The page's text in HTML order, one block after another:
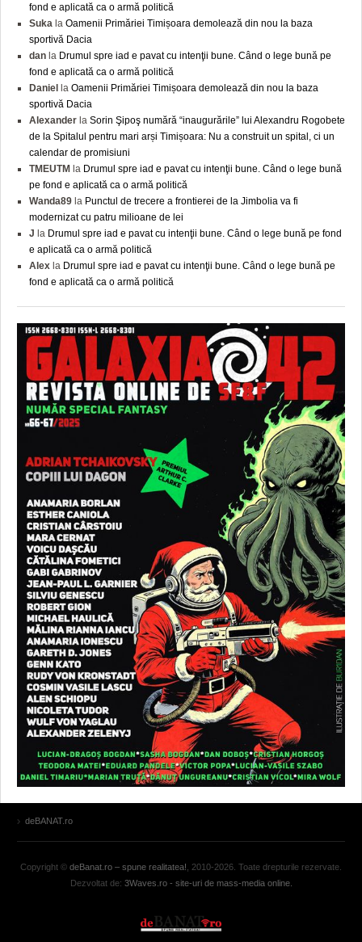
fond e aplicată ca o armă politică
Suka la Oamenii Primăriei Timișoara demolează din nou la baza
sportivă Dacia
dan la Drumul spre iad e pavat cu intenţii bune. Când o lege bună pe
fond e aplicată ca o armă politică
Daniel la Oamenii Primăriei Timișoara demolează din nou la baza
sportivă Dacia
Alexander la Sorin Şipoş numără “inaugurările” lui Alexandru Rogobete
de la Spitalul pentru mari arși Timișoara: Nu a construit un spital, ci un
calendar de promisiuni
TMEUTM la Drumul spre iad e pavat cu intenţii bune. Când o lege bună
pe fond e aplicată ca o armă politică
Wanda89 la Punctul de trecere a frontierei de la Jimbolia va fi
modernizat cu patru milioane de lei
J la Drumul spre iad e pavat cu intenţii bune. Când o lege bună pe fond
e aplicată ca o armă politică
Alex la Drumul spre iad e pavat cu intenţii bune. Când o lege bună pe
fond e aplicată ca o armă politică
deBANAT.ro
Copyright © deBanat.ro – spune realitatea! , 2010-2026. Toate drepturile rezervate.
Dezvoltat de: 3Waves.ro - site-uri de mass-media online.